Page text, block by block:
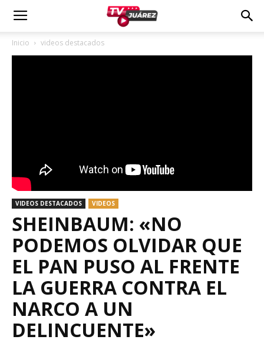
Inicio videos destacados
VIDEOS DESTACADOS VIDEOS
SHEINBAUM: «NO
PODEMOS OLVIDAR QUE
EL PAN PUSO AL FRENTE
LA GUERRA CONTRA EL
NARCO A UN
DELINCUENTE»